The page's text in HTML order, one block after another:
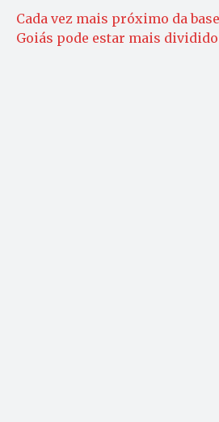
Cada vez mais próximo da
Goiás pode estar mais dividido